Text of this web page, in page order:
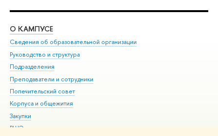
О КАМПУСЕ
Сведения об образовательной организации
Руководство и структура
Подразделения
Преподаватели и сотрудники
Попечительский совет
Корпуса и общежития
Закупки
ВШЭ для студентов с ограниченными возможностями